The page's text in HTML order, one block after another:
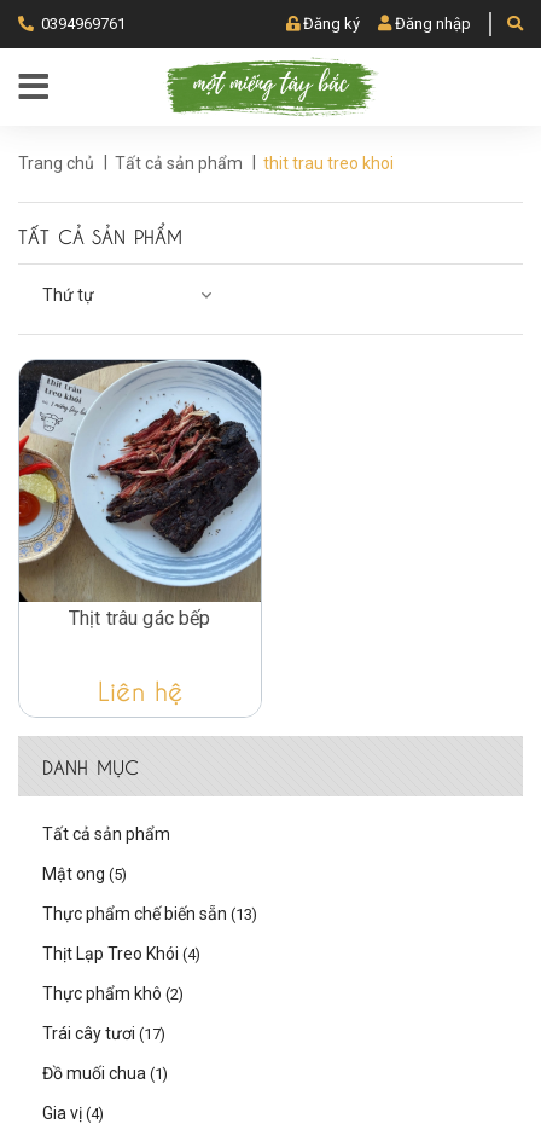
0394969761 Đăng ký Đăng nhập
Trang chủ Tất cả sản phẩm thit trau treo khoi
TẤT CẢ SẢN PHẨM
Thứ tự
Thịt trâu gác bếp
Liên hệ
DANH MỤC
Tất cả sản phẩm
Mật ong (5)
Thực phẩm chế biến sẵn (13)
Thịt Lạp Treo Khói (4)
Thực phẩm khô (2)
Trái cây tươi (17)
Đồ muối chua (1)
Gia vị (4)